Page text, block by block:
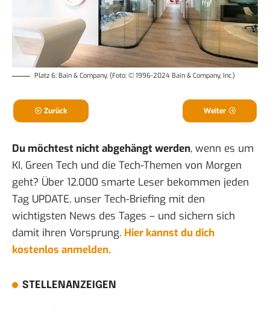
Platz 6: Bain & Company. (Foto: © 1996-2024 Bain & Company, Inc.)
Zurück Weiter
Du möchtest nicht abgehängt werden, wenn es um
KI, Green Tech und die Tech-Themen von Morgen
geht? Über 12.000 smarte Leser bekommen jeden
Tag UPDATE, unser Tech-Briefing mit den
wichtigsten News des Tages – und sichern sich
damit ihren Vorsprung. Hier kannst du dich
kostenlos anmelden.
STELLENANZEIGEN